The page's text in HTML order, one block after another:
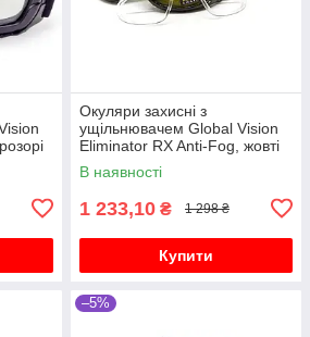
Окуляри захисні з
ущільнювачем Global Vision
Eliminator RX Anti-Fog, жовті
В наявності
1 233,10 ₴ 1 298 ₴
Купити
–5%